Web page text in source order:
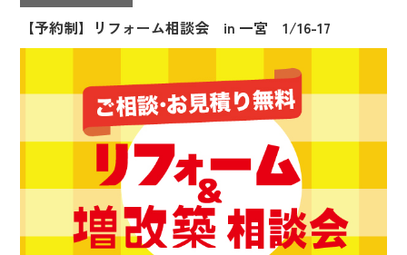
【予約制】リフォーム相談会 in 一宮 1/16-17